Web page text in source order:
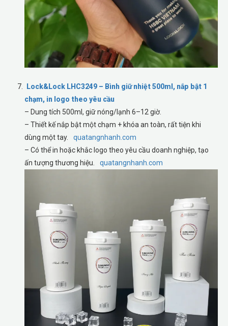
Lock&Lock LHC3249 – Bình giữ nhiệt 500ml, nắp bật 1
chạm, in logo theo yêu cầu
– Dung tích 500ml, giữ nóng/lạnh 6–12 giờ.
– Thiết kế nắp bật một chạm + khóa an toàn, rất tiện khi
dùng một tay.
quatangnhanh.com
– Có thể in hoặc khắc logo theo yêu cầu doanh nghiệp, tạo
ấn tượng thương hiệu.
quatangnhanh.com